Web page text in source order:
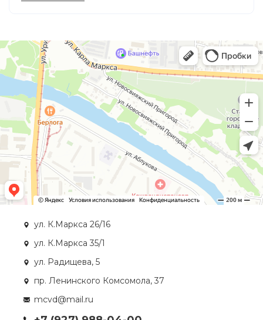
ул. К.Маркса 26/16
ул. К.Маркса 35/1
ул. Радищева, 5
пр. Ленинского Комсомола, 37
mcvd@mail.ru